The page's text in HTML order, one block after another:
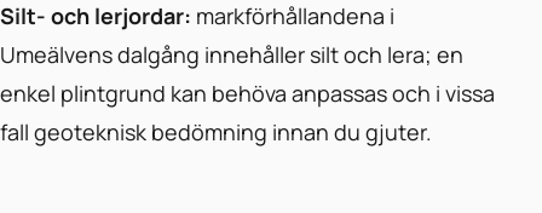
Silt- och lerjordar: markförhållandena i
Umeälvens dalgång innehåller silt och lera; en
enkel plintgrund kan behöva anpassas och i vissa
fall geoteknisk bedömning innan du gjuter.